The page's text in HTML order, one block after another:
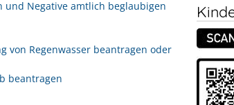
Negative amtlich beglaubigen
von Regenwasser beantragen oder
beantragen